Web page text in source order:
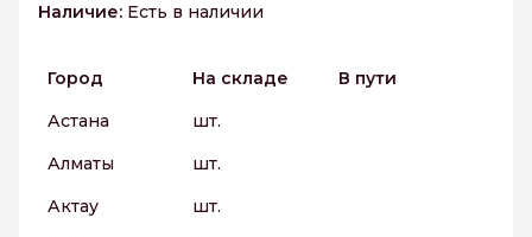
Наличие: Есть в наличии
Город На складе
В пути
Астана
шт.
Алматы
шт.
Актау
шт.